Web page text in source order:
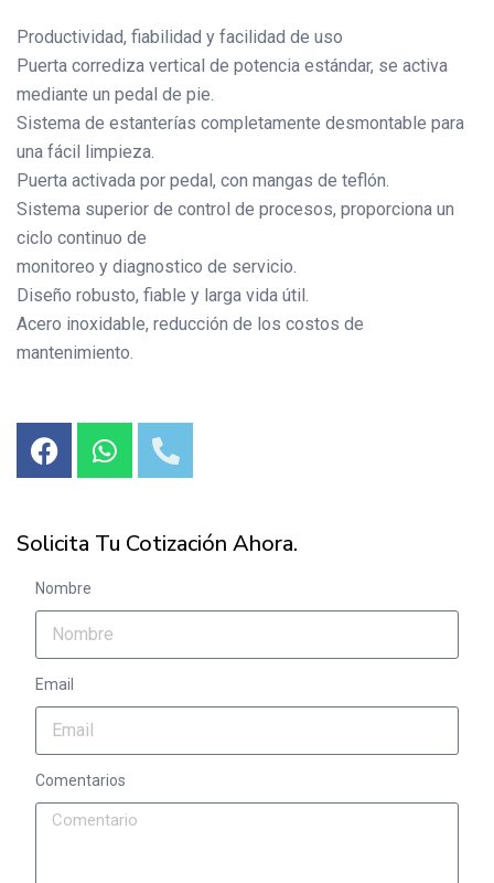
Productividad, fiabilidad y facilidad de uso
Puerta corrediza vertical de potencia estándar, se activa
mediante un pedal de pie.
Sistema de estanterías completamente desmontable para
una fácil limpieza.
Puerta activada por pedal, con mangas de teflón.
Sistema superior de control de procesos, proporciona un
ciclo continuo de
monitoreo y diagnostico de servicio.
Diseño robusto, fiable y larga vida útil.
Acero inoxidable, reducción de los costos de
mantenimiento.
Solicita Tu Cotización Ahora.
Nombre
Email
Comentarios